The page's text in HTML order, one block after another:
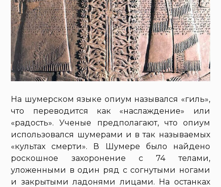
На шумерском языке опиум назывался «гиль»,
что переводится как «наслаждение» или
«радость». Ученые предполагают, что опиум
использовался шумерами и в так называемых
«культах смерти». В Шумере было найдено
роскошное захоронение с 74 телами,
уложенными в один ряд с согнутыми ногами
и закрытыми ладонями лицами. На останках